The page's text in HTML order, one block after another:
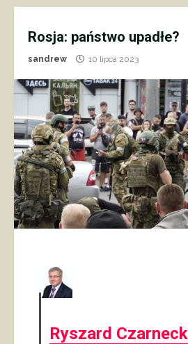
Rosja: państwo upadłe?
sandrew 10 lipca 2023
Ryszard